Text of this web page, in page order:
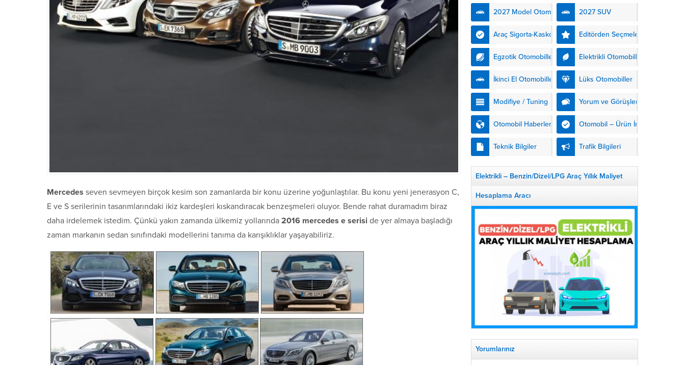
Mercedes seven sevmeyen birçok kesim son zamanlarda bir konu üzerine yoğunlaştılar. Bu konu yeni jenerasyon C,
E ve S serilerinin tasarımlarındaki ikiz kardeşleri kıskandıracak benzeşmeleri oluyor. Bende rahat duramadım biraz
daha irdelemek istedim. Çünkü yakın zamanda ülkemiz yollarında 2016 mercedes e serisi de yer almaya başladığı
zaman markanın sedan sınıfındaki modellerini tanıma da karışıklıklar yaşayabiliriz.
kendinden şarjlı hibrit
teknolojisiyle buluşturuyor.
DS Automobiles’in yeni...
2027 Model Otomobiller 2027 SUV
Araç Sigorta-Kasko Editörden Seçmeler
Egzotik Otomobiller Elektrikli Otomobiller
İkinci El Otomobiller Lüks Otomobiller
Modifiye / Tuning Yorum ve Görüşler
Otomobil Haberleri Otomobil – Ürün İnceleme
Teknik Bilgiler Trafik Bilgileri
Elektrikli – Benzin/Dizel/LPG Araç Yıllık Maliyet
Hesaplama Aracı
Yorumlarınız